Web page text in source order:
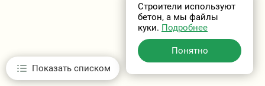
Показать списком
Строители используют
бетон, а мы файлы
куки. Подробнее
Понятно